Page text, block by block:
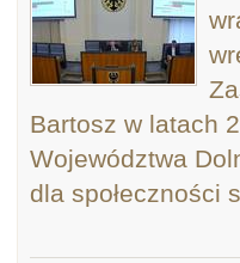
Bartosz w latach
Województwa
dla społeczności